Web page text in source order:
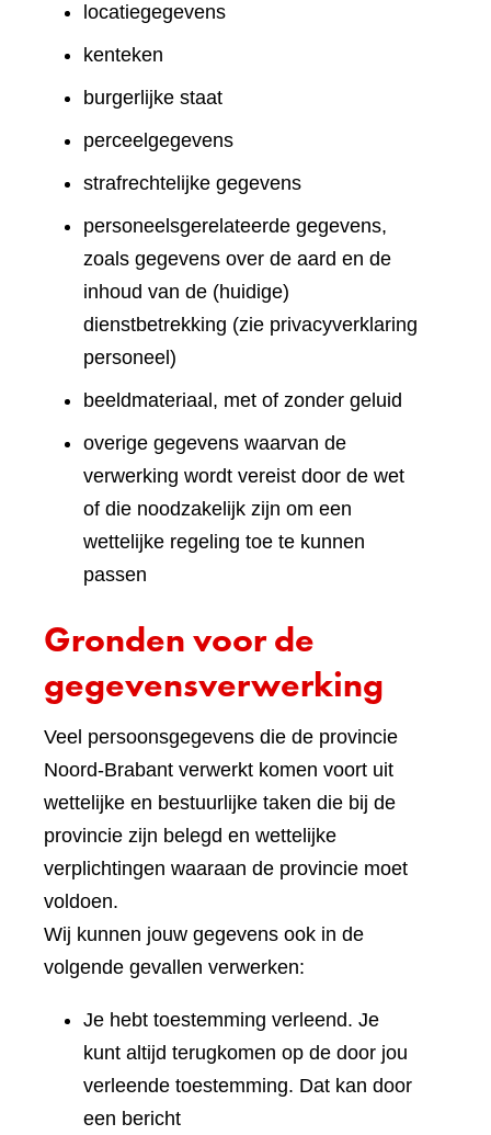
locatiegegevens
kenteken
burgerlijke staat
perceelgegevens
strafrechtelijke gegevens
personeelsgerelateerde gegevens,
zoals gegevens over de aard en de
inhoud van de (huidige)
dienstbetrekking (zie privacyverklaring
personeel)
beeldmateriaal, met of zonder geluid
overige gegevens waarvan de
verwerking wordt vereist door de wet
of die noodzakelijk zijn om een
wettelijke regeling toe te kunnen
passen
Gronden voor de
gegevensverwerking
Veel persoonsgegevens die de provincie
Noord-Brabant verwerkt komen voort uit
wettelijke en bestuurlijke taken die bij de
provincie zijn belegd en wettelijke
verplichtingen waaraan de provincie moet
voldoen.
Wij kunnen jouw gegevens ook in de
volgende gevallen verwerken:
Je hebt toestemming verleend. Je
kunt altijd terugkomen op de door jou
verleende toestemming. Dat kan door
een bericht